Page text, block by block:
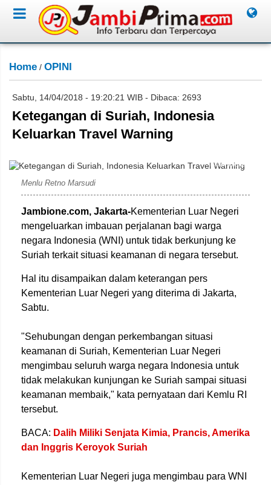
Home / OPINI
Sabtu, 14/04/2018 - 19:20:21 WIB - Dibaca: 2693
Ketegangan di Suriah, Indonesia
Keluarkan Travel Warning
Ist/Jambione.com
Menlu Retno Marsudi
Jambione.com, Jakarta-Kementerian Luar Negeri
mengeluarkan imbauan perjalanan bagi warga
negara Indonesia (WNI) untuk tidak berkunjung ke
Suriah terkait situasi keamanan di negara tersebut.
Hal itu disampaikan dalam keterangan pers
Kementerian Luar Negeri yang diterima di Jakarta,
Sabtu.
"Sehubungan dengan perkembangan situasi
keamanan di Suriah, Kementerian Luar Negeri
mengimbau seluruh warga negara Indonesia untuk
tidak melakukan kunjungan ke Suriah sampai situasi
keamanan membaik," kata pernyataan dari Kemlu RI
tersebut.
BACA: Dalih Miliki Senjata Kimia, Prancis, Amerika
dan Inggris Keroyok Suriah
Kementerian Luar Negeri juga mengimbau para WNI